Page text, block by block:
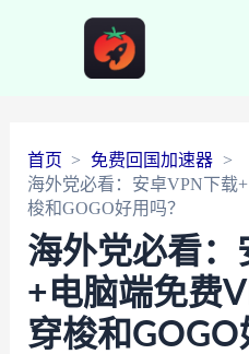
首页
免费回国加速器
海外党必看：安卓VPN下载
梭和GOGO好用吗？
海外党必看
+电脑端免费
穿梭和GOGO